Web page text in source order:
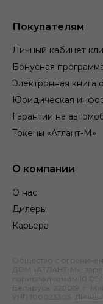
Покупателям
Личный кабинет
Бонусная
Электронная книга
Юридическая
Гарантии на
Токены «Атлант-М»
О компании
О нас
Дилеры
Карьера
Общество с
ДОМ «АТЛАНТ-М»,
горисполкомом
Беларусь, 220019, г.
УНП 100023303.